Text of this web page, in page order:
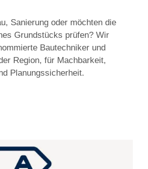
Sanierung oder möchten die
Grundstücks prüfen? Wir
Bautechniker und
Region, für Machbarkeit,
Planungssicherheit.